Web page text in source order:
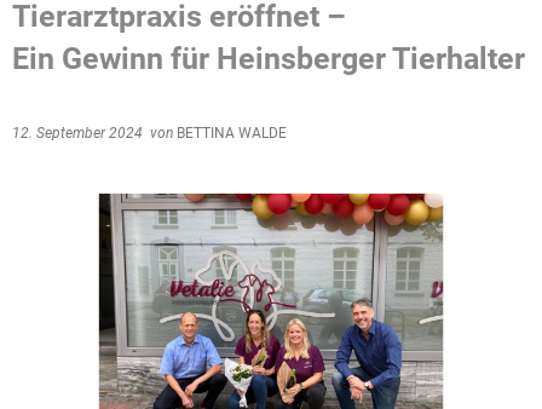
Tierarztpraxis eröffnet –
Ein Gewinn für Heinsberger Tierhalter
12. September 2024 von BETTINA WALDE